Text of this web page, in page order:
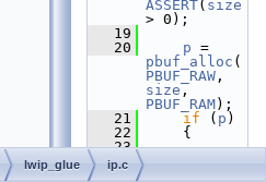
ASSERT( size
> 0);
   19
   20
p
pbuf_alloc (
PBUF_RAW
size
PBUF_RAM);
   21
if ( p )
   22
    {
   23
lwip_glue ip.c